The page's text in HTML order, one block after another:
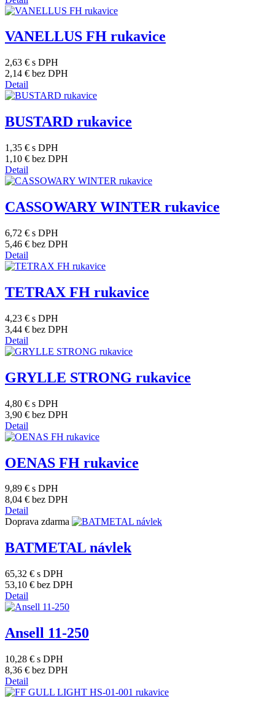
VANELLUS FH rukavice
2,63 € s DPH
2,14 € bez DPH
Detail
BUSTARD rukavice
1,35 € s DPH
1,10 € bez DPH
Detail
CASSOWARY WINTER rukavice
6,72 € s DPH
5,46 € bez DPH
Detail
TETRAX FH rukavice
4,23 € s DPH
3,44 € bez DPH
Detail
GRYLLE STRONG rukavice
4,80 € s DPH
3,90 € bez DPH
Detail
OENAS FH rukavice
9,89 € s DPH
8,04 € bez DPH
Detail
Doprava zdarma
BATMETAL návlek
65,32 € s DPH
53,10 € bez DPH
Detail
Ansell 11-250
10,28 € s DPH
8,36 € bez DPH
Detail